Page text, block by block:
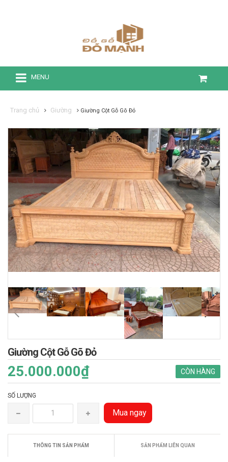
MENU
Trang chủ Giường Giường Cột Gỗ Gõ Đỏ
Giường Cột Gỗ Gõ Đỏ
CÒN HÀNG
25.000.000₫
SỐ LƯỢNG
Mua ngay
THÔNG TIN SẢN PHẨM SẢN PHẨM LIÊN QUAN